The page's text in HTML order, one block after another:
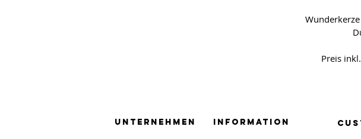
Preis
Unternehmen Information